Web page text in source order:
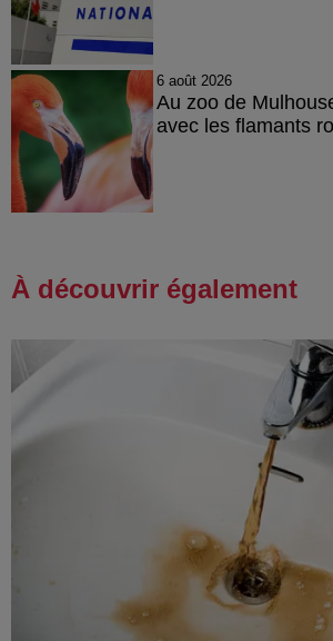
6 août 2026
Au zoo de
avec les flamants
À découvrir également